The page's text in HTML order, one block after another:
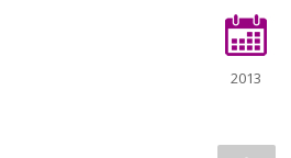
2013